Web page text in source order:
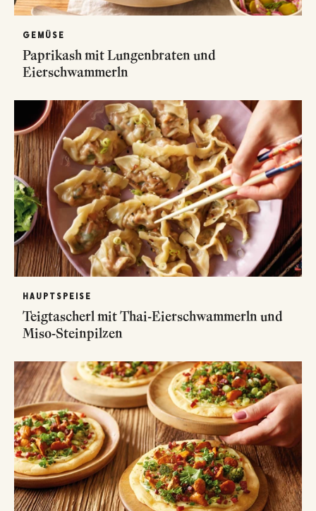
GEMÜSE
Paprikash mit Lungenbraten und
Eierschwammerln
HAUPTSPEISE
Teigtascherl mit Thai-Eierschwammerln und
Miso-Steinpilzen